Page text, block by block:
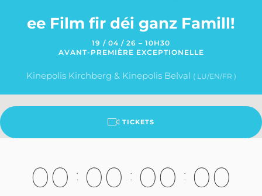
ee Film fir déi ganz Famill!
19 / 04 / 26 – 10H30
AVANT-PREMIÈRE EXCEPTIONELLE
Kinepolis Kirchberg & Kinepolis Belval ( LU/EN/FR )
TICKETS
00 : 00 : 00 : 00